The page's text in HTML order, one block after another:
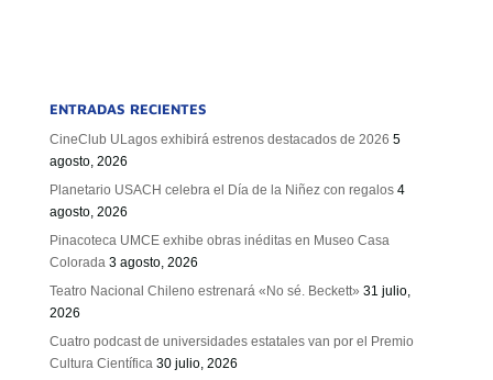
ENTRADAS RECIENTES
CineClub ULagos exhibirá estrenos destacados de 2026 5
agosto, 2026
Planetario USACH celebra el Día de la Niñez con regalos 4
agosto, 2026
Pinacoteca UMCE exhibe obras inéditas en Museo Casa
Colorada 3 agosto, 2026
Teatro Nacional Chileno estrenará «No sé. Beckett» 31 julio,
2026
Cuatro podcast de universidades estatales van por el Premio
Cultura Científica 30 julio, 2026